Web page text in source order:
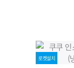
로켓설치